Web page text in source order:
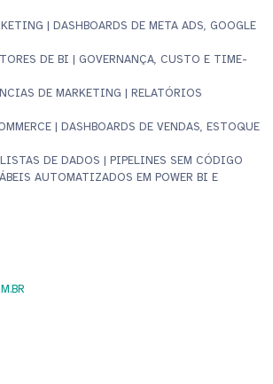
| DASHBOARDS DE META ADS, GOOGLE
DE BI | GOVERNANÇA, CUSTO E TIME-
DE MARKETING | RELATÓRIOS
| DASHBOARDS DE VENDAS, ESTOQUE
DE DADOS | PIPELINES SEM CÓDIGO
AUTOMATIZADOS EM POWER BI E